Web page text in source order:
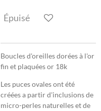
Épuisé
Boucles d'oreilles dorées à l'or
fin et plaquées or 18k
Les puces ovales ont été
créées a partir d'inclusions de
micro-perles naturelles et de